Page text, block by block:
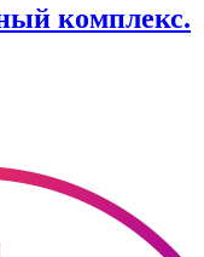
комплекс.